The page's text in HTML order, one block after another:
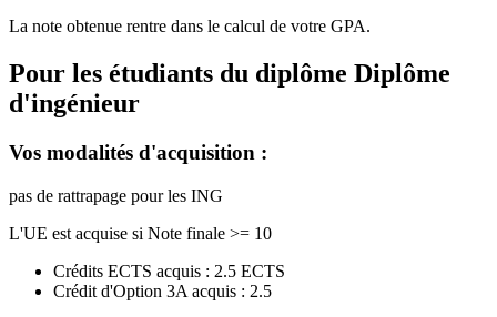
La note obtenue rentre dans le calcul de votre GPA.
Pour les étudiants du diplôme Diplôme
d'ingénieur
Vos modalités d'acquisition :
pas de rattrapage pour les ING
L'UE est acquise si Note finale >= 10
Crédits ECTS acquis : 2.5 ECTS
Crédit d'Option 3A acquis : 2.5